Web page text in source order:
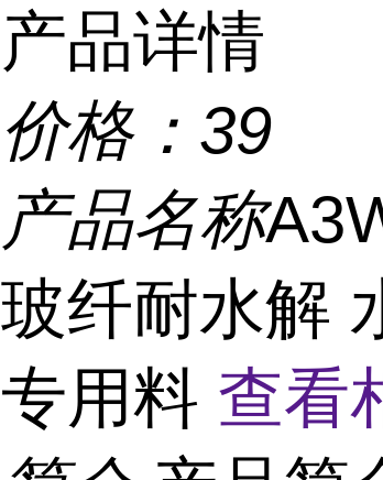
产品详情
价格： 39
产品名称
玻纤耐水解
专用料 查看